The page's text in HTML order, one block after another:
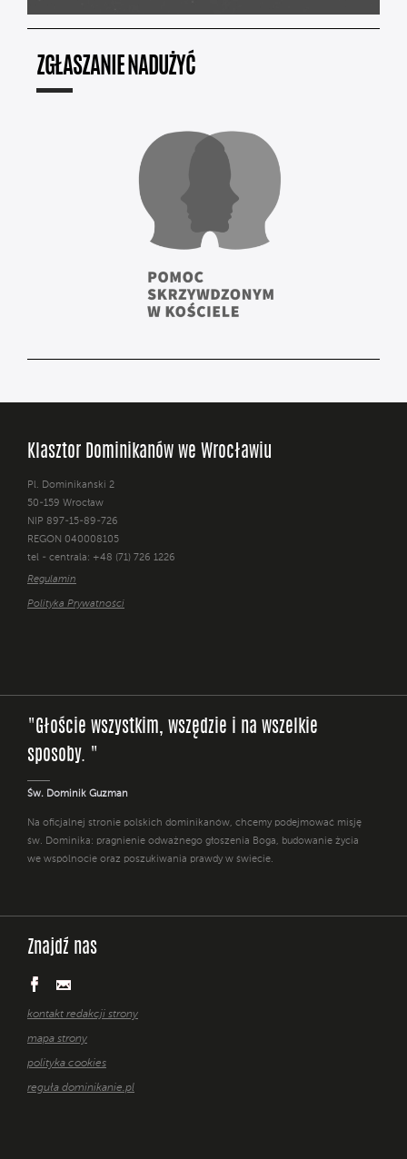
ZGŁASZANIE NADUŻYĆ
Klasztor Dominikanów we Wrocławiu
Pl. Dominikański 2
50-159 Wrocław
NIP 897-15-89-726
REGON 040008105
tel - centrala: +48 (71) 726 1226
Regulamin
Polityka Prywatności
"Głoście wszystkim, wszędzie i na wszelkie
sposoby. "
Św. Dominik Guzman
Na oficjalnej stronie polskich dominikanów, chcemy podejmować misję
św. Dominika: pragnienie odważnego głoszenia Boga, budowanie życia
we wspólnocie oraz poszukiwania prawdy w świecie.
Znajdź nas
kontakt redakcji strony
mapa strony
polityka cookies
reguła dominikanie.pl